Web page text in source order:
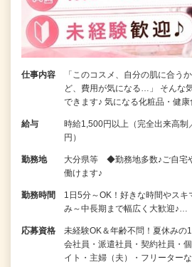
仕事内容
「このコスメ、自分の肌に合う
ど、費用が気になる…」 そんな
できます♪ 気になる化粧品・健
給与
時給1,500円以上（完全出来高
円）
勤務地
大分県等 ◆勤務地多数♪ご自宅
働けます♪
勤務時間
1日5分～OK！好きな時間やス
み～中長期まで幅広く大歓迎♪…
応募資格
未経験OK＆年齢不問！夏休み
会社員・派遣社員・契約社員・
イト・主婦（夫）・フリーター